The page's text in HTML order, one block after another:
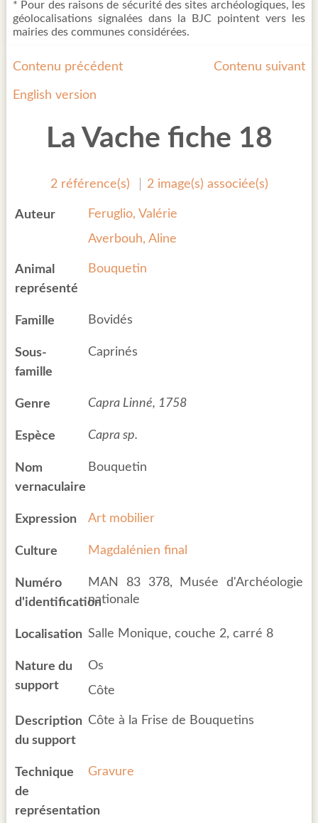
Contenu précédent Contenu suivant
English version
La Vache fiche 18
2 référence(s) 2 image(s) associée(s)
Auteur
Feruglio, Valérie
Averbouh, Aline
Animal
représenté
Bouquetin
Famille Bovidés
Sous-
famille
Caprinés
Genre Capra Linné, 1758
Espèce Capra sp.
Nom
vernaculaire
Bouquetin
Expression Art mobilier
Culture Magdalénien final
Numéro
d'identification
MAN 83 378, Musée d'Archéologie
nationale
Localisation Salle Monique, couche 2, carré 8
Nature du
support
Os
Côte
Description
du support
Côte à la Frise de Bouquetins
Technique
de
représentation
Gravure
* Pour des raisons de sécurité des sites archéologiques, les
géolocalisations signalées dans la BJC pointent vers les
mairies des communes considérées.